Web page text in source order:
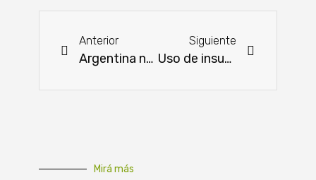
Anterior
Argentina notifica a la ONU su retiro de la OMS
Siguiente
Uso de insumos biológicos muestra resultados en parcela de soja zafriña en Alto Paraná
Mirá más